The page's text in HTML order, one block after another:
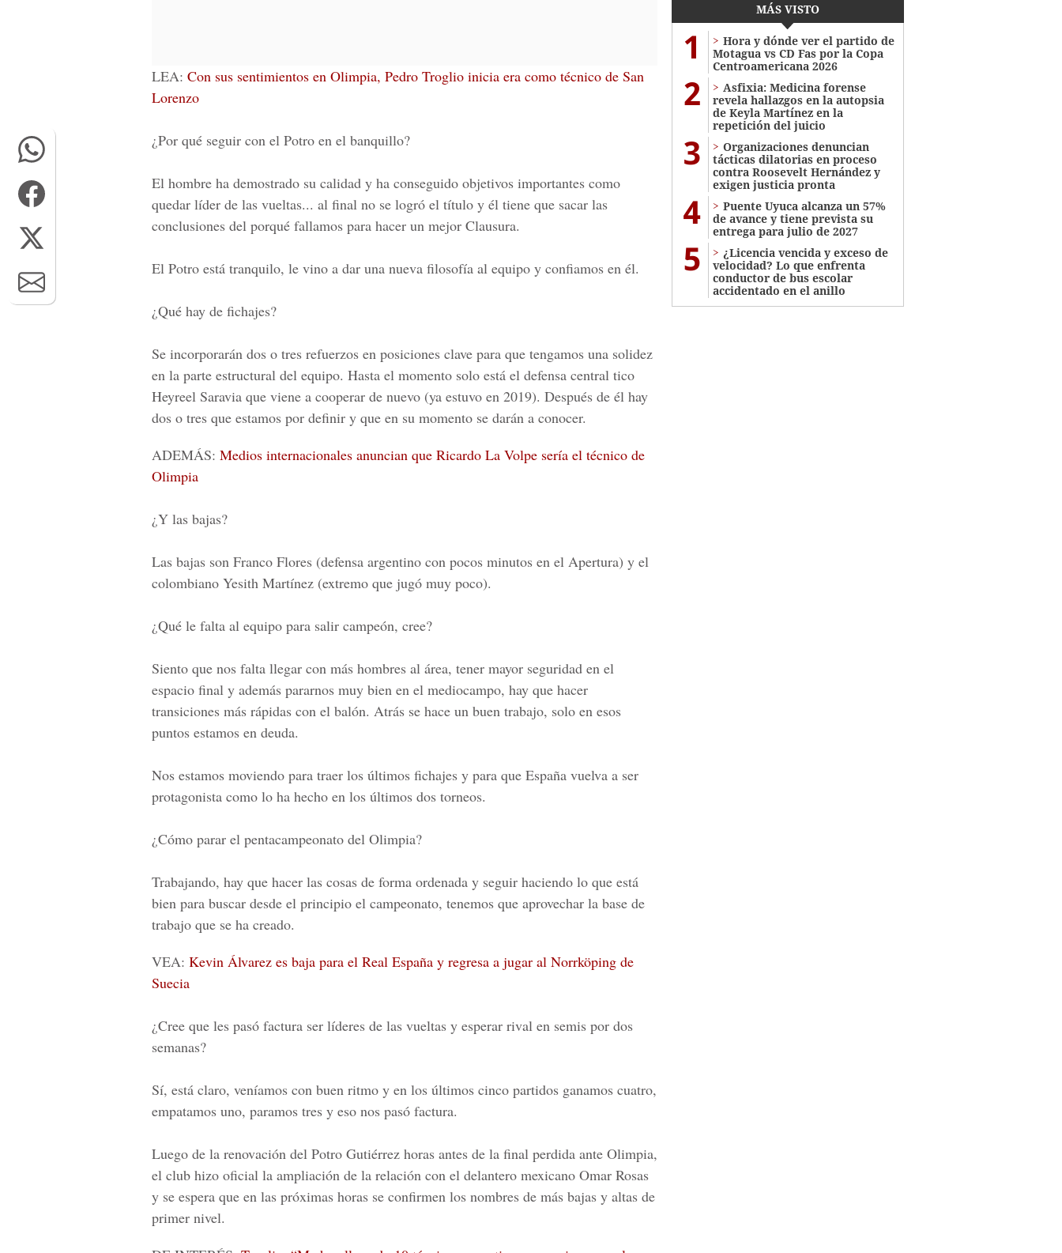
LEA: Con sus sentimientos en Olimpia, Pedro Troglio inicia era como técnico de San
Lorenzo
¿Por qué seguir con el Potro en el banquillo?
El hombre ha demostrado su calidad y ha conseguido objetivos importantes como
quedar líder de las vueltas... al final no se logró el título y él tiene que sacar las
conclusiones del porqué fallamos para hacer un mejor Clausura.
El Potro está tranquilo, le vino a dar una nueva filosofía al equipo y confiamos en él.
¿Qué hay de fichajes?
Se incorporarán dos o tres refuerzos en posiciones clave para que tengamos una solidez
en la parte estructural del equipo. Hasta el momento solo está el defensa central tico
Heyreel Saravia que viene a cooperar de nuevo (ya estuvo en 2019). Después de él hay
dos o tres que estamos por definir y que en su momento se darán a conocer.
ADEMÁS: Medios internacionales anuncian que Ricardo La Volpe sería el técnico de
Olimpia
¿Y las bajas?
Las bajas son Franco Flores (defensa argentino con pocos minutos en el Apertura) y el
colombiano Yesith Martínez (extremo que jugó muy poco).
¿Qué le falta al equipo para salir campeón, cree?
Siento que nos falta llegar con más hombres al área, tener mayor seguridad en el
espacio final y además pararnos muy bien en el mediocampo, hay que hacer
transiciones más rápidas con el balón. Atrás se hace un buen trabajo, solo en esos
puntos estamos en deuda.
Nos estamos moviendo para traer los últimos fichajes y para que España vuelva a ser
protagonista como lo ha hecho en los últimos dos torneos.
¿Cómo parar el pentacampeonato del Olimpia?
Trabajando, hay que hacer las cosas de forma ordenada y seguir haciendo lo que está
bien para buscar desde el principio el campeonato, tenemos que aprovechar la base de
trabajo que se ha creado.
VEA: Kevin Álvarez es baja para el Real España y regresa a jugar al Norrköping de
Suecia
¿Cree que les pasó factura ser líderes de las vueltas y esperar rival en semis por dos
semanas?
Sí, está claro, veníamos con buen ritmo y en los últimos cinco partidos ganamos cuatro,
empatamos uno, paramos tres y eso nos pasó factura.
Luego de la renovación del Potro Gutiérrez horas antes de la final perdida ante Olimpia,
el club hizo oficial la ampliación de la relación con el delantero mexicano Omar Rosas
y se espera que en las próximas horas se confirmen los nombres de más bajas y altas de
primer nivel.
MÁS VISTO
1
Hora y dónde ver el partido de
Motagua vs CD Fas por la Copa
Centroamericana 2026
2
Asfixia: Medicina forense
revela hallazgos en la autopsia
de Keyla Martínez en la
repetición del juicio
3
Organizaciones denuncian
tácticas dilatorias en proceso
contra Roosevelt Hernández y
exigen justicia pronta
4
Puente Uyuca alcanza un 57%
de avance y tiene prevista su
entrega para julio de 2027
5
¿Licencia vencida y exceso de
velocidad? Lo que enfrenta
conductor de bus escolar
accidentado en el anillo